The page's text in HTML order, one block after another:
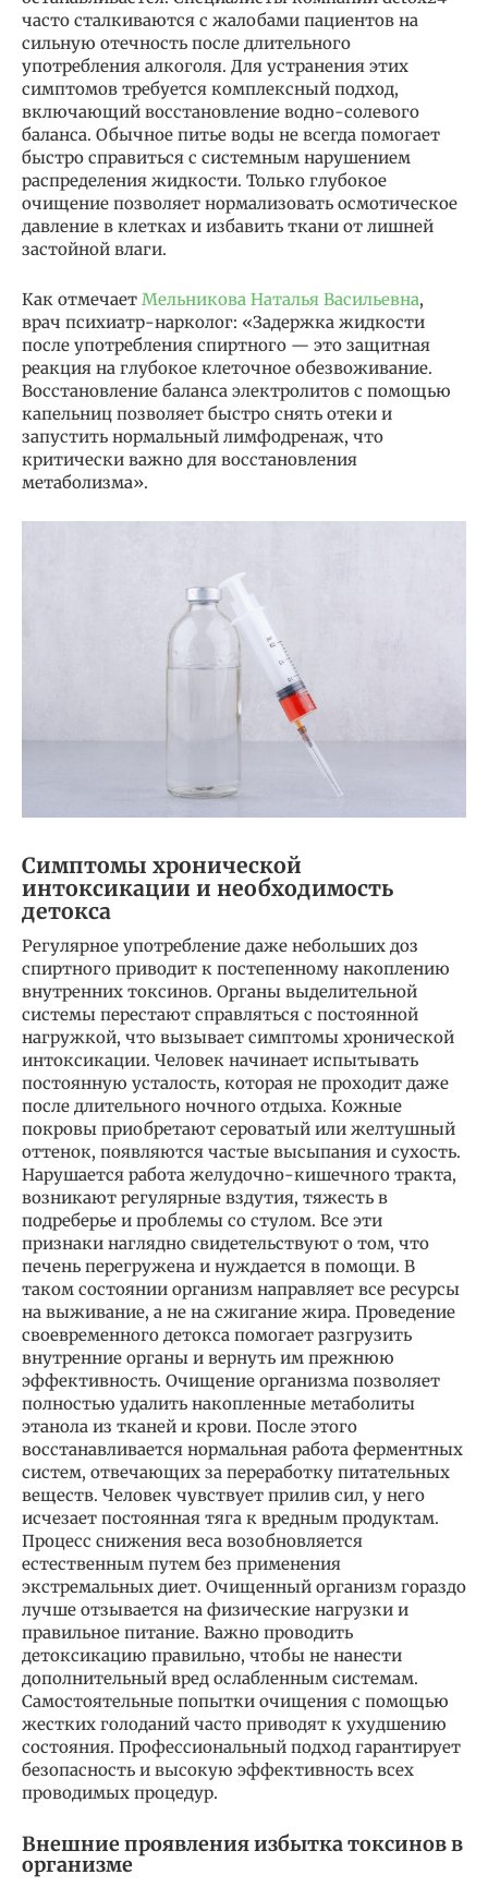
часто сталкиваются с жалобами пациентов на
сильную отечность после длительного
употребления алкоголя. Для устранения этих
симптомов требуется комплексный подход,
включающий восстановление водно-солевого
баланса. Обычное питье воды не всегда помогает
быстро справиться с системным нарушением
распределения жидкости. Только глубокое
очищение позволяет нормализовать осмотическое
давление в клетках и избавить ткани от лишней
застойной влаги.
Как отмечает Мельникова Наталья Васильевна,
врач психиатр-нарколог: «Задержка жидкости
после употребления спиртного — это защитная
реакция на глубокое клеточное обезвоживание.
Восстановление баланса электролитов с помощью
капельниц позволяет быстро снять отеки и
запустить нормальный лимфодренаж, что
критически важно для восстановления
метаболизма».
Симптомы хронической
интоксикации и необходимость
детокса
Регулярное употребление даже небольших доз
спиртного приводит к постепенному накоплению
внутренних токсинов. Органы выделительной
системы перестают справляться с постоянной
нагружкой, что вызывает симптомы хронической
интоксикации. Человек начинает испытывать
постоянную усталость, которая не проходит даже
после длительного ночного отдыха. Кожные
покровы приобретают сероватый или желтушный
оттенок, появляются частые высыпания и сухость.
Нарушается работа желудочно-кишечного тракта,
возникают регулярные вздутия, тяжесть в
подреберье и проблемы со стулом. Все эти
признаки наглядно свидетельствуют о том, что
печень перегружена и нуждается в помощи. В
таком состоянии организм направляет все ресурсы
на выживание, а не на сжигание жира. Проведение
своевременного детокса помогает разгрузить
внутренние органы и вернуть им прежнюю
эффективность. Очищение организма позволяет
полностью удалить накопленные метаболиты
этанола из тканей и крови. После этого
восстанавливается нормальная работа ферментных
систем, отвечающих за переработку питательных
веществ. Человек чувствует прилив сил, у него
исчезает постоянная тяга к вредным продуктам.
Процесс снижения веса возобновляется
естественным путем без применения
экстремальных диет. Очищенный организм гораздо
лучше отзывается на физические нагрузки и
правильное питание. Важно проводить
детоксикацию правильно, чтобы не нанести
дополнительный вред ослабленным системам.
Самостоятельные попытки очищения с помощью
жестких голоданий часто приводят к ухудшению
состояния. Профессиональный подход гарантирует
безопасность и высокую эффективность всех
проводимых процедур.
Внешние проявления избытка токсинов в
организме